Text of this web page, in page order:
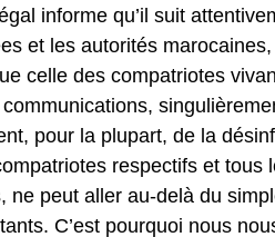
informe qu’il suit
et les autorités
celle des compatriotes
pour la plupart, de la
respectifs et tous
ne peut aller au-delà du
C’est pourquoi nous